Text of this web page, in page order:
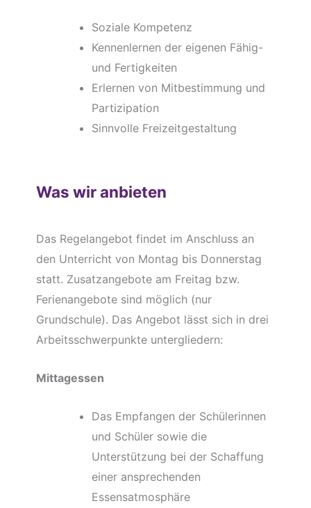
Soziale Kompetenz
Kennenlernen der eigenen Fähig-
und Fertigkeiten
Erlernen von Mitbestimmung und
Partizipation
Sinnvolle Freizeitgestaltung
Was wir anbieten
Das Regelangebot findet im Anschluss an
den Unterricht von Montag bis Donnerstag
statt. Zusatzangebote am Freitag bzw.
Ferienangebote sind möglich (nur
Grundschule). Das Angebot lässt sich in drei
Arbeitsschwerpunkte untergliedern:
Mittagessen
Das Empfangen der Schülerinnen
und Schüler sowie die
Unterstützung bei der Schaffung
einer ansprechenden
Essensatmosphäre